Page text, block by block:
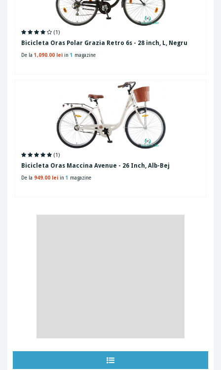
(1)
Bicicleta Oras Polar Grazia Retro 6s - 28 inch, L, Negru
De la 1,090.00 lei in 1 magazine
(1)
Bicicleta Oras Maccina Avenue - 26 Inch, Alb-Bej
De la 949.00 lei in 1 magazine